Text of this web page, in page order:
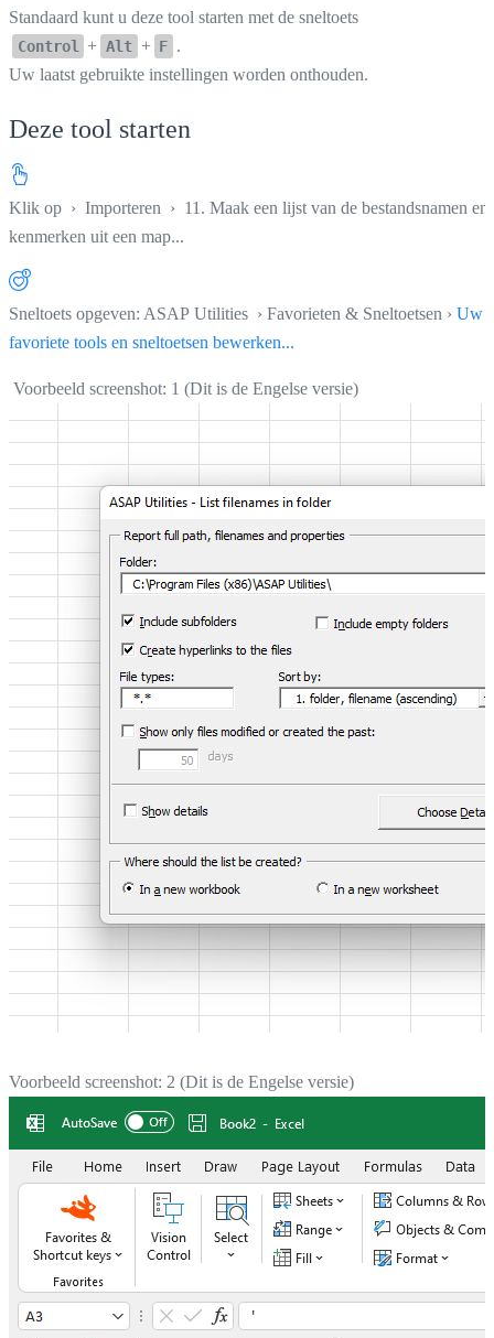
Standaard kunt u deze tool starten met de sneltoets
Control + Alt + F .
Uw laatst gebruikte instellingen worden onthouden.
Deze tool starten
Klik op › Importeren › 11. Maak een lijst van de bestandsnamen en
kenmerken uit een map...
Sneltoets opgeven: ASAP Utilities › Favorieten & Sneltoetsen › Uw
favoriete tools en sneltoetsen bewerken...
Voorbeeld screenshot: 1 (Dit is de Engelse versie)
Voorbeeld screenshot: 2 (Dit is de Engelse versie)